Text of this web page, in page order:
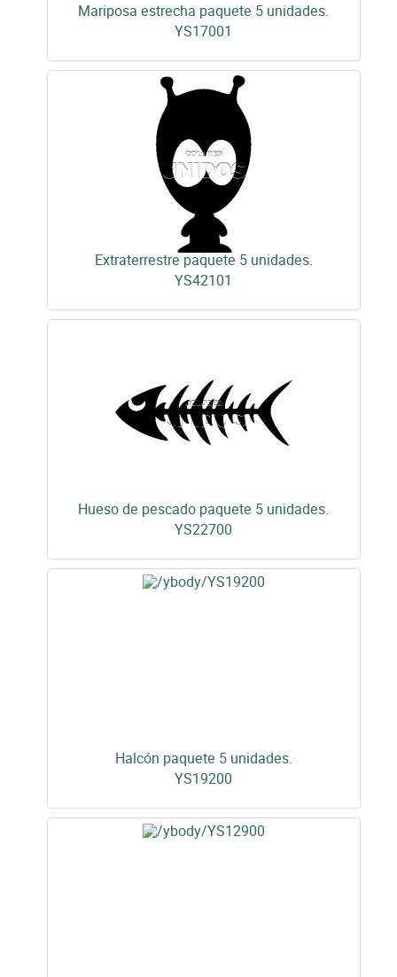
Mariposa estrecha paquete 5 unidades.
YS17001
Extraterrestre paquete 5 unidades.
YS42101
Hueso de pescado paquete 5 unidades.
YS22700
Halcón paquete 5 unidades.
YS19200